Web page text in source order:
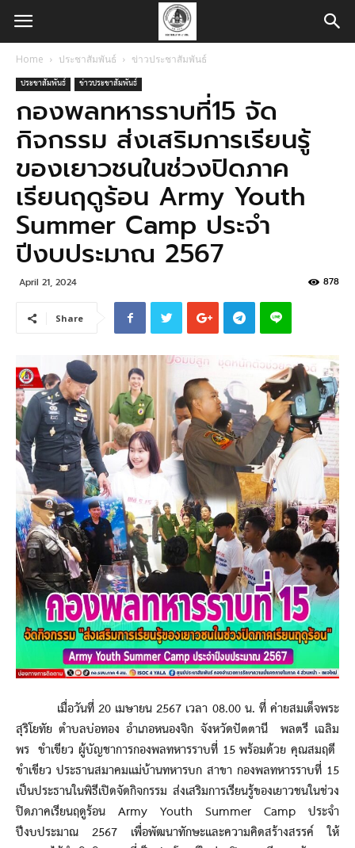
Home ประชาสัมพันธ์ ข่าวประชาสัมพันธ์
ประชาสัมพันธ์ ข่าวประชาสัมพันธ์
กองพลทหารราบที่15 จัด
กิจกรรม ส่งเสริมการเรียนรู้
ของเยาวชนในช่วงปิดภาค
เรียนฤดูร้อน Army Youth
Summer Camp ประจำ
ปีงบประมาณ 2567
April 21, 2024 878
Share
เมื่อวันที่ 20 เมษายน 2567 เวลา 08.00 น. ที่ ค่ายสมเด็จพระ
สุริโยทัย ตำบลบ่อทอง อำเภอหนองจิก จังหวัดปัตตานี พลตรี เฉลิม
พร ขำเขียว ผู้บัญชาการกองพลทหารราบที่ 15 พร้อมด้วย คุณสมฤดี
ขำเขียว ประธานสมาคมแม่บ้านทหารบก สาขา กองพลทหารราบที่ 15
เป็นประธานในพิธีเปิดจัดกิจกรรม ส่งเสริมการเรียนรู้ของเยาวชนในช่วง
ปิดภาคเรียนฤดูร้อน Army Youth Summer Camp ประจำ
ปีงบประมาณ 2567 เพื่อพัฒนาทักษะและความคิดสร้างสรรค์ ให้